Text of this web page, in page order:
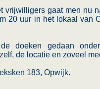
vrijwilligers gaat men nu
20 uur in het lokaal van
doeken gedaan
de locatie en zoveel
183, Opwijk.